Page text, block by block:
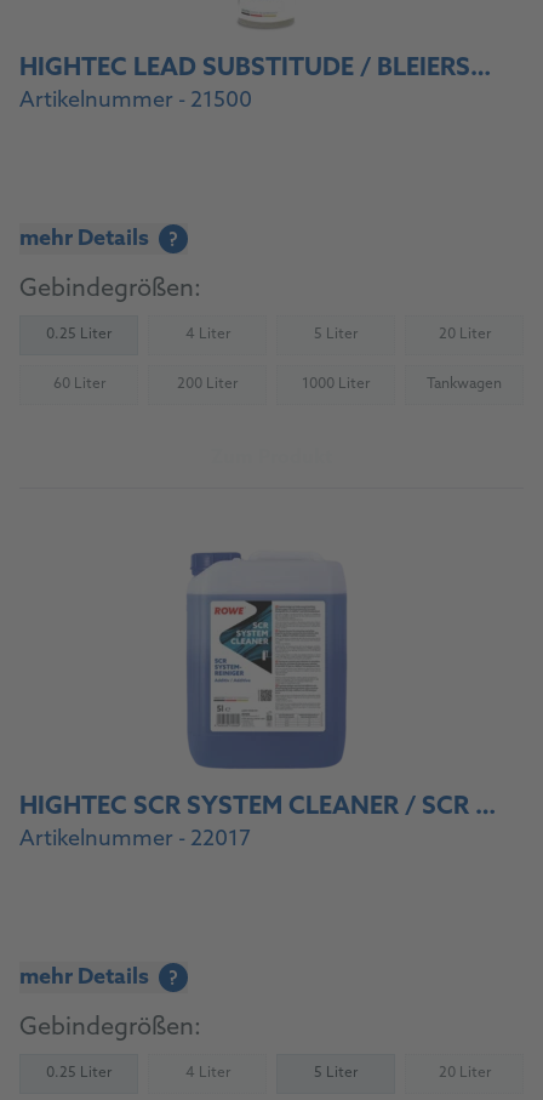
HIGHTEC LEAD SUBSTITUDE / BLEIERSATZ
Artikelnummer - 21500
mehr Details ?
Gebindegrößen:
0.25 Liter 4 Liter
(Nicht verfügbar)5 Liter(Nicht verfügbar)20 Liter
(Nicht
60 Liter
(Nicht verfügbar)200 Liter(Nicht verfügbar)1000 Liter(Nicht verfügbar)Tankwagen
(Nicht
HIGHTEC SCR SYSTEM CLEANER / SCR SYSTEMREINIGER
Artikelnummer - 22017
mehr Details ?
Gebindegrößen:
0.25 Liter 4 Liter
(Nicht verfügbar)5 Liter 20 Liter
(Nicht